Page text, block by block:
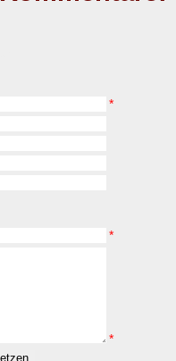
*
*
*